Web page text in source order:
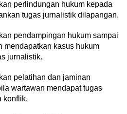
perlindungan hukum kepada
tugas jurnalistik dilapangan.
pendampingan hukum sampai
mendapatkan kasus hukum
jurnalistik.
pelatihan dan jaminan
wartawan mendapat tugas
konflik.